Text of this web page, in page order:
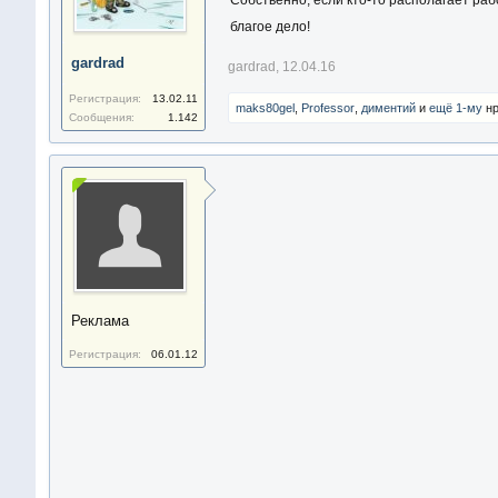
gardrad
Регистрация:
13.02.11
Сообщения:
1.142
благое дело!
gardrad , 12.04.16
maks80gel, Professor, диментийи ещё 1-му
Реклама
Регистрация: 06.01.12